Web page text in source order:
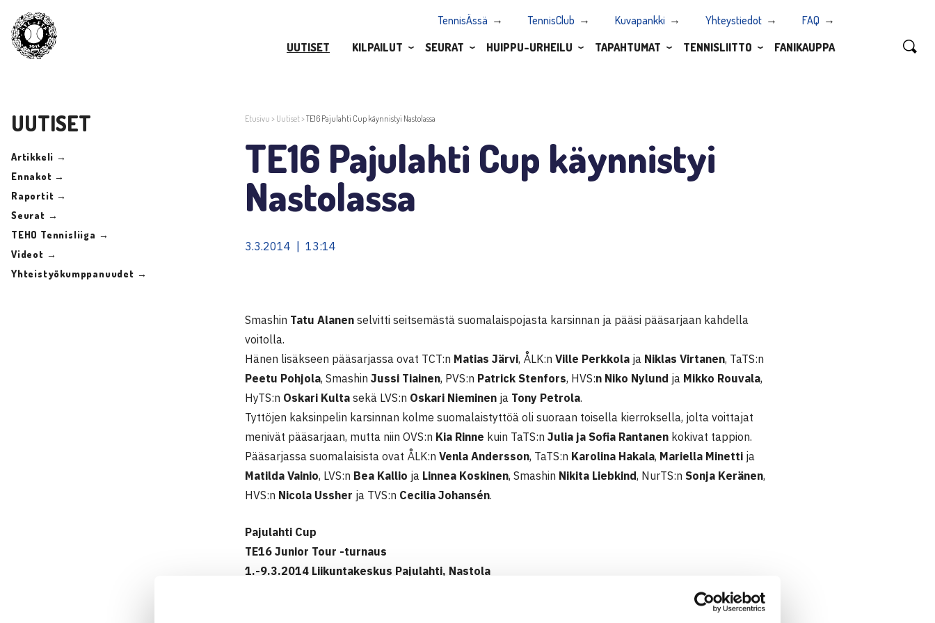
TennisÄssä TennisClub Kuvapankki Yhteystiedot
FAQ
UUTISET
KILPAILUT SEURAT HUIPPU-URHEILU TAPAHTUMAT TENNISLIITTO FANIKAUPPA
UUTISET
Artikkeli →
Ennakot →
Raportit →
Seurat →
TEHO Tennisliiga →
Videot →
Yhteistyökumppanuudet →
Etusivu > Uutiset>TE16 Pajulahti Cup käynnistyi Nastolassa
TE16 Pajulahti Cup käynnistyi
Nastolassa
3.3.2014 | 13:14
Smashin Tatu Alanen selvitti seitsemästä suomalaispojasta karsinnan ja pääsi pääsarjaan kahdella
voitolla.
Hänen lisäkseen pääsarjassa ovat TCT:n Matias Järvi, ÅLK:n Ville Perkkola ja Niklas Virtanen, TaTS:n
Peetu Pohjola, Smashin Jussi Tiainen, PVS:n Patrick Stenfors, HVS:n Niko Nylund ja Mikko Rouvala,
HyTS:n Oskari Kulta sekä LVS:n Oskari Nieminen ja Tony Petrola.
Tyttöjen kaksinpelin karsinnan kolme suomalaistyttöä oli suoraan toisella kierroksella, jolta voittajat
menivät pääsarjaan, mutta niin OVS:n Kia Rinne kuin TaTS:n Julia ja Sofia Rantanen kokivat tappion.
Pääsarjassa suomalaisista ovat ÅLK:n Venla Andersson, TaTS:n Karolina Hakala, Mariella Minetti ja
Matilda Vainio, LVS:n Bea Kallio ja Linnea Koskinen, Smashin Nikita Liebkind, NurTS:n Sonja Keränen,
HVS:n Nicola Ussher ja TVS:n Cecilia Johansén.
Pajulahti Cup
TE16 Junior Tour -turnaus
1.-9.3.2014 Liikuntakeskus Pajulahti, Nastola